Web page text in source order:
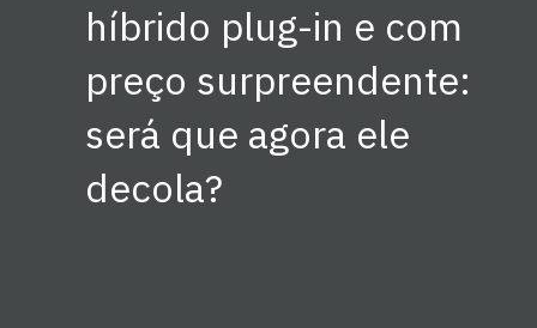
híbrido plug-in e com
preço surpreendente:
será que agora ele